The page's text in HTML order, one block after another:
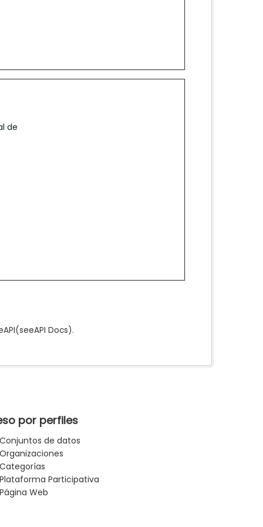
de
API(seeAPI Docs).
por perfiles
Conjuntos de datos
Organizaciones
Categorías
Plataforma Participativa
Página Web